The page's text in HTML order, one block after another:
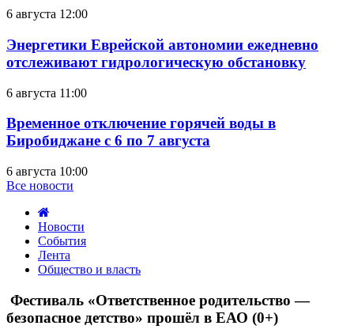
6 августа 12:00
Энергетики Еврейской автономии ежедневно
отслеживают гидрологическую обстановку
6 августа 11:00
Временное отключение горячей воды в
Биробиджане с 6 по 7 августа
6 августа 10:00
Все новости
Новости
События
Лента
Общество и власть
«Ответственное
—
Фестиваль «Ответственное родительство —
безопасное детство» прошёл в ЕАО (0+)